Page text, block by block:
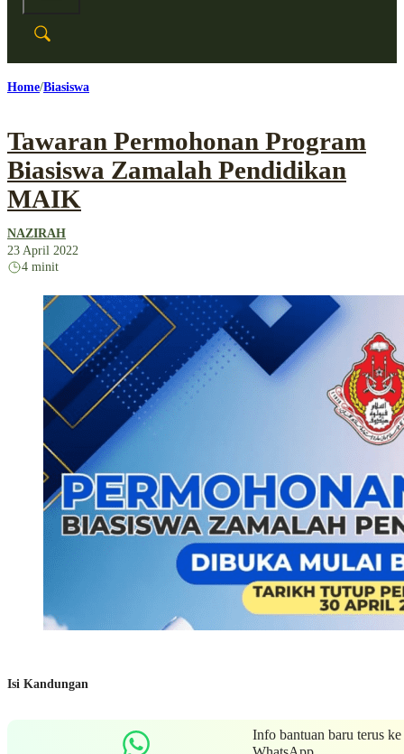
Home Biasiswa
Tawaran Permohonan Program
Biasiswa Zamalah Pendidikan
MAIK
NAZIRAH
23 April 2022
4 minit
Isi Kandungan
Info bantuan baru terus ke